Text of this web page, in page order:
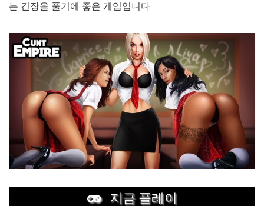
는 긴장을 풀기에 좋은 게임입니다.
지금 플레이